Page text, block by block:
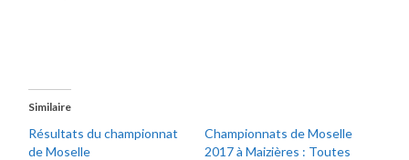
Similaire
Résultats du championnat
de Moselle
Championnats de Moselle
2017 à Maizières : Toutes